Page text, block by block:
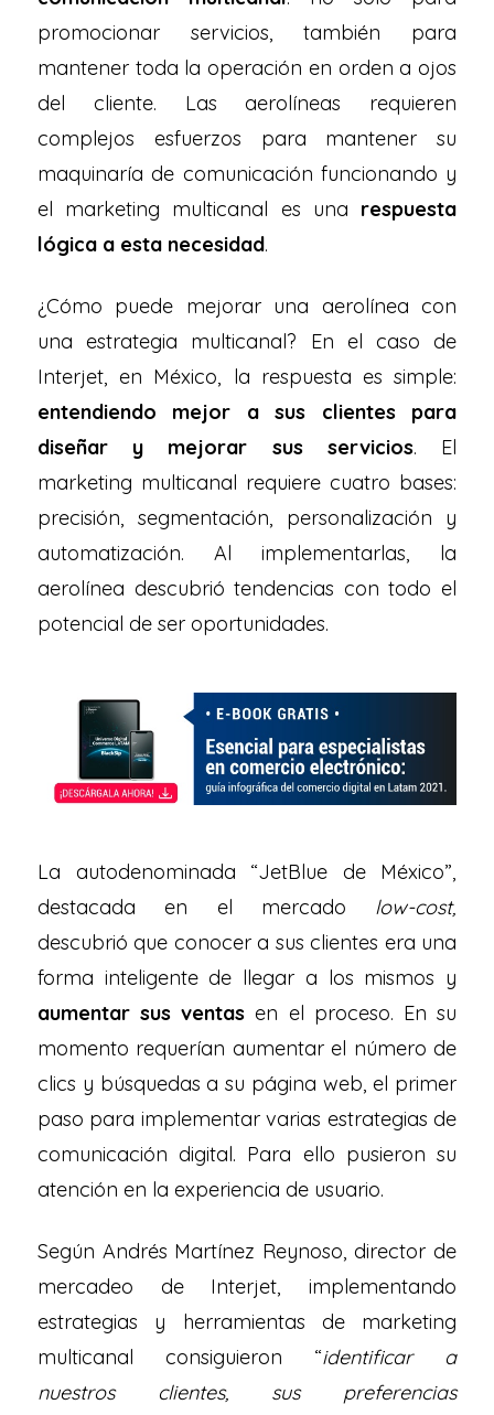
promocionar servicios, también para
mantener toda la operación en orden a ojos
del cliente. Las aerolíneas requieren
complejos esfuerzos para mantener su
maquinaría de comunicación funcionando y
el marketing multicanal es una respuesta
lógica a esta necesidad.
¿Cómo puede mejorar una aerolínea con
una estrategia multicanal? En el caso de
Interjet, en México, la respuesta es simple:
entendiendo mejor a sus clientes para
diseñar y mejorar sus servicios. El
marketing multicanal requiere cuatro bases:
precisión, segmentación, personalización y
automatización. Al implementarlas, la
aerolínea descubrió tendencias con todo el
potencial de ser oportunidades.
La autodenominada “JetBlue de México”,
destacada en el mercado low-cost,
descubrió que conocer a sus clientes era una
forma inteligente de llegar a los mismos y
aumentar sus ventas en el proceso. En su
momento requerían aumentar el número de
clics y búsquedas a su página web, el primer
paso para implementar varias estrategias de
comunicación digital. Para ello pusieron su
atención en la experiencia de usuario.
Según Andrés Martínez Reynoso, director de
mercadeo de Interjet, implementando
estrategias y herramientas de marketing
multicanal consiguieron “identificar a
nuestros clientes, sus preferencias